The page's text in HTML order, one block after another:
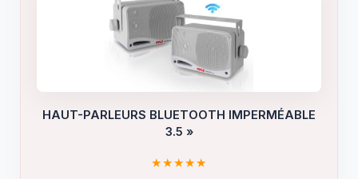
HAUT-PARLEURS BLUETOOTH IMPERMÉABLE
3.5 »